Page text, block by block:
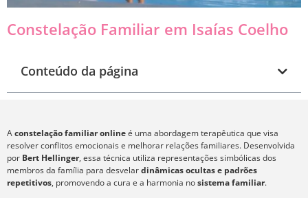
Constelação Familiar em Isaías Coelho
Conteúdo da página
Aconstelação familiar onlineé uma abordagem terapêutica que visa
resolver conflitos emocionais e melhorar relações familiares. Desenvolvida
por Bert Hellinger, essa técnica utiliza representações simbólicas dos
membros da família para desvelardinâmicas ocultas e padrões
repetitivos, promovendo a cura e a harmonia nosistema familiar.